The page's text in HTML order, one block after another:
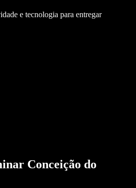
e tecnologia para entregar
Conceição do